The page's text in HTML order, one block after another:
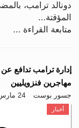
دونالد ترامب،
المؤقتة...
متابعة القراءة ...
إدارة ترامب تدافع
مهاجرين فنزويليين
جسور بوست 24 مارس 2025 - 09:50
أخبار